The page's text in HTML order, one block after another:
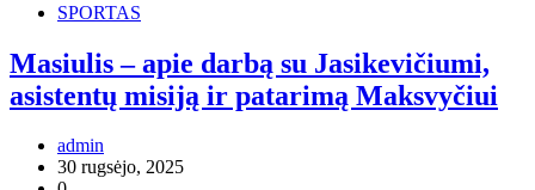
SPORTAS
Masiulis – apie darbą su Jasikevičiumi,
asistentų misiją ir patarimą Maksvyčiui
admin
30 rugsėjo, 2025